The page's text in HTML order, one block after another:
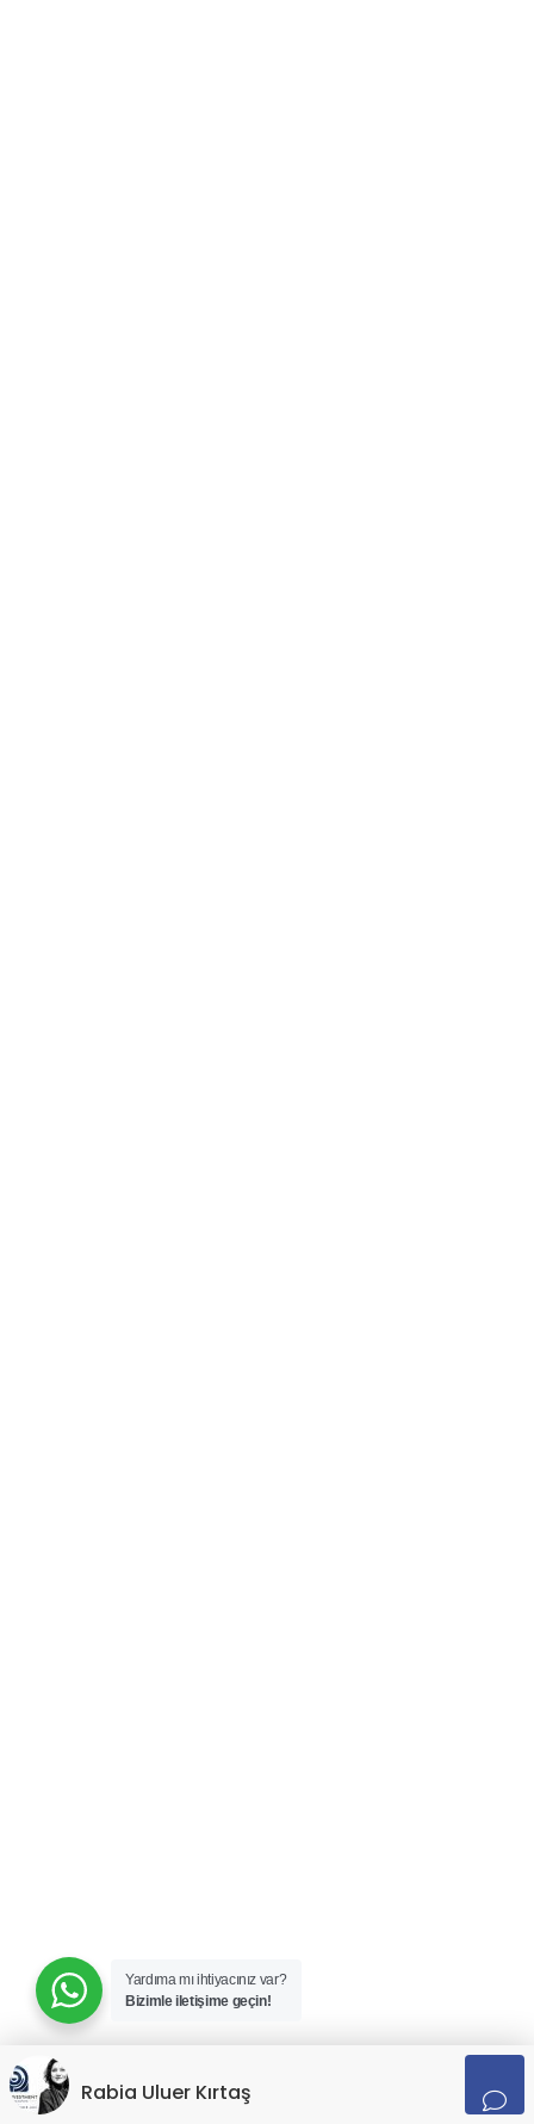
Yardıma mı ihtiyacınız var?
Bizimle iletişime geçin!
Rabia Uluer Kırtaş